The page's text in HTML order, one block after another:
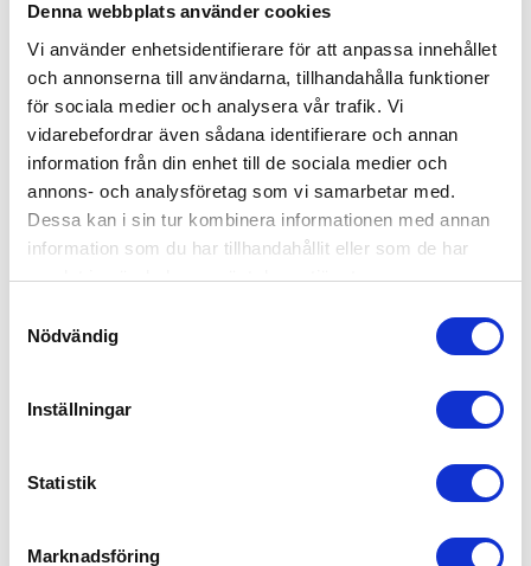
Denna webbplats använder cookies
Vi använder enhetsidentifierare för att anpassa innehållet
och annonserna till användarna, tillhandahålla funktioner
för sociala medier och analysera vår trafik. Vi
vidarebefordrar även sådana identifierare och annan
information från din enhet till de sociala medier och
annons- och analysföretag som vi samarbetar med.
Dessa kan i sin tur kombinera informationen med annan
information som du har tillhandahållit eller som de har
samlat in när du har använt deras tjänster.
Nödvändig
Inställningar
Statistik
Marknadsföring
Britax Bed Rocker Vit